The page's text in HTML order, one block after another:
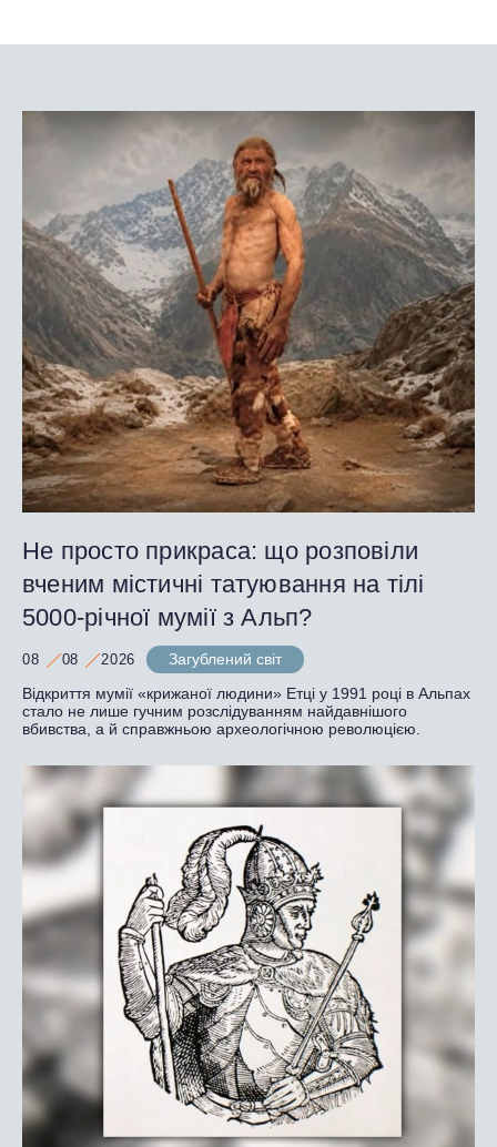
Не просто прикраса: що розповіли
вченим містичні татуювання на тілі
5000-річної мумії з Альп?
08 08 2026
Загублений світ
Відкриття мумії «крижаної людини» Етці у 1991 році в Альпах
стало не лише гучним розслідуванням найдавнішого
вбивства, а й справжньою археологічною революцією.